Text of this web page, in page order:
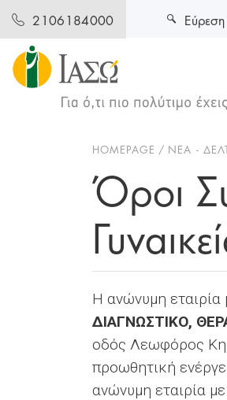
2106184000
HOMEPAGE ΝΈΑ -
Όροι
Η ανώνυμη εταιρία
ΔΙΑΓΝΩΣΤΙΚΟ,
οδός Λεωφόρος
προωθητική
ανώνυμη εταιρία